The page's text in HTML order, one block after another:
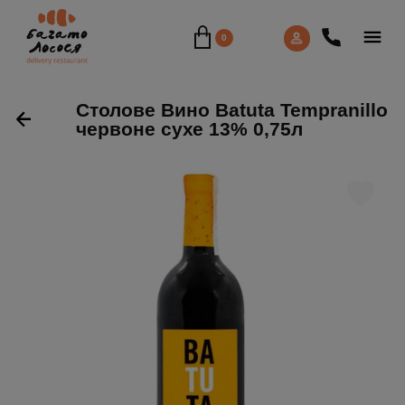
0
Столове Вино Batuta Tempranillo
червоне сухе 13% 0,75л